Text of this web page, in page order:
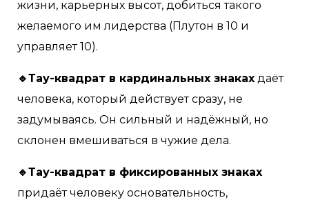
жизни, карьерных высот, добиться такого
желаемого им лидерства (Плутон в 10 и
управляет 10).
🔹Тау-квадрат в кардинальных знаках даёт
человека, который действует сразу, не
задумываясь. Он сильный и надёжный, но
склонен вмешиваться в чужие дела.
🔹Тау-квадрат в фиксированных знаках
придаёт человеку основательность,